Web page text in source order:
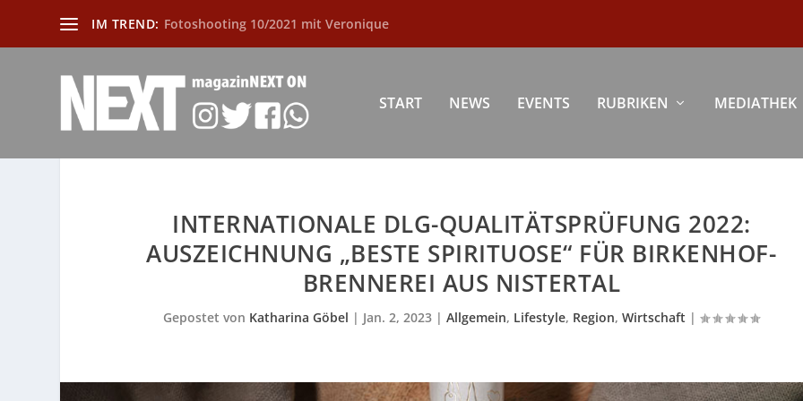
IM TREND: Fotoshooting 10/2021 mit Veronique
START NEWS EVENTS RUBRIKEN MEDIATHEK
INTERNATIONALE DLG-QUALITÄTSPRÜFUNG 2022:
AUSZEICHNUNG „BESTE SPIRITUOSE“ FÜR BIRKENHOF-
BRENNEREI AUS NISTERTAL
Gepostet von Katharina Göbel | Jan. 2, 2023 |Allgemein, Lifestyle, Region,Wirtschaft |